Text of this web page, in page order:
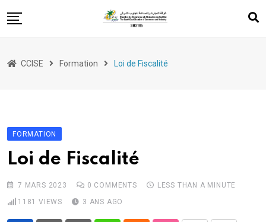
to
Appui à l’export
Entrepreneuriat
Législations
CCISE Formation Loi de Fiscalité
FORMATION
Loi de Fiscalité
7 MARS 2023 0 COMMENTS
LESS THAN A MINUTE
1181 VIEWS 3 ANS AGO